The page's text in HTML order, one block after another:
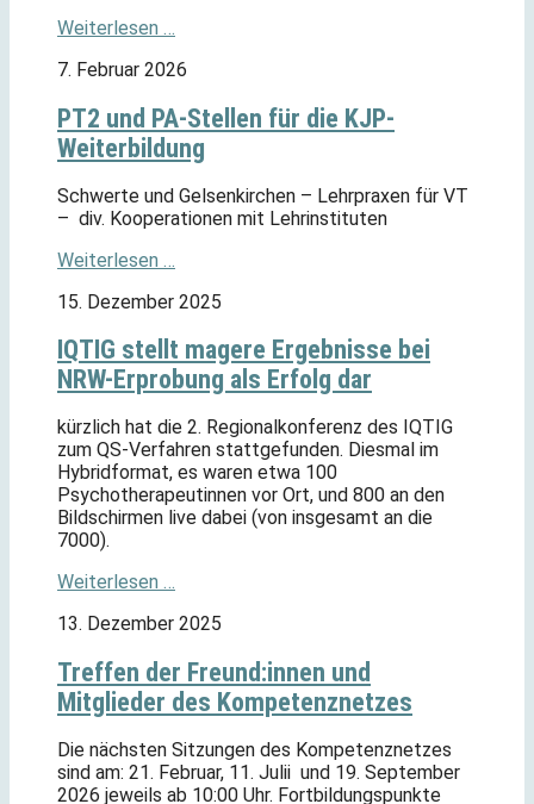
Weiterlesen …
7. Februar 2026
PT2 und PA-Stellen für die KJP-
Weiterbildung
Schwerte und Gelsenkirchen – Lehrpraxen für VT
– div. Kooperationen mit Lehrinstituten
Weiterlesen …
15. Dezember 2025
IQTIG stellt magere Ergebnisse bei
NRW-Erprobung als Erfolg dar
kürzlich hat die 2. Regionalkonferenz des IQTIG
zum QS-Verfahren stattgefunden. Diesmal im
Hybridformat, es waren etwa 100
Psychotherapeutinnen vor Ort, und 800 an den
Bildschirmen live dabei (von insgesamt an die
7000).
Weiterlesen …
13. Dezember 2025
Treffen der Freund:innen und
Mitglieder des Kompetenznetzes
Die nächsten Sitzungen des Kompetenznetzes
sind am: 21. Februar, 11. Julii und 19. September
2026 jeweils ab 10:00 Uhr. Fortbildungspunkte